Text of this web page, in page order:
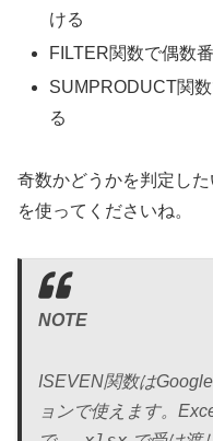
ける
FILTER関数で偶数
SUMPRODUCT関
る
奇数かどうかを判定し
を使ってくださいね。
NOTE
ISEVEN関数は
ョンで使えます。